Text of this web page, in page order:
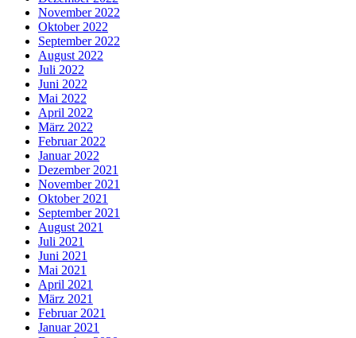
November 2022
Oktober 2022
September 2022
August 2022
Juli 2022
Juni 2022
Mai 2022
April 2022
März 2022
Februar 2022
Januar 2022
Dezember 2021
November 2021
Oktober 2021
September 2021
August 2021
Juli 2021
Juni 2021
Mai 2021
April 2021
März 2021
Februar 2021
Januar 2021